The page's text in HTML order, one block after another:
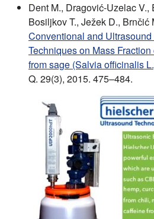
Dent M., Dragović-Uzelac V.,
Bosiljkov T., Ježek D., Brnčić
Conventional and
Techniques on Mass
from sage (Salvia officinalis
Q. 29(3), 2015. 475–484.